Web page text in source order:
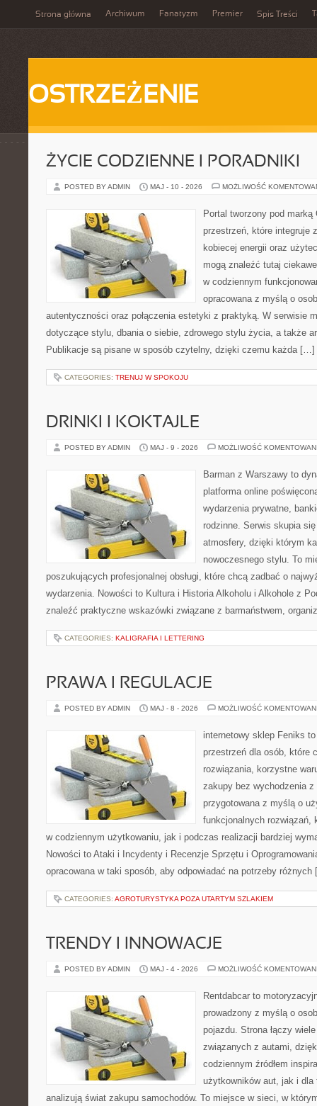
Strona główna Archiwum Fanatyzm Premier Spis Treści
OSTRZEŻENIE
ŻYCIE CODZIENNE I PORADNIKI
POSTED BY ADMIN MAJ - 10 - 2026 MOŻLIWOŚĆ
Portal tworzony pod
przestrzeń, które integruje
kobiecej energii oraz
mogą znaleźć tutaj
w codziennym
opracowana z myślą o
autentyczności oraz połączenia estetyki z praktyką. W serwisie
dotyczące stylu, dbania o siebie, zdrowego stylu życia, a także
Publikacje są pisane w sposób czytelny, dzięki czemu każda […]
CATEGORIES: TRENUJ W SPOKOJU
DRINKI I KOKTAJLE
POSTED BY ADMIN MAJ - 9 - 2026 MOŻLIWOŚĆ
Barman z Warszawy to
platforma online
wydarzenia prywatne,
rodzinne. Serwis skupia
atmosfery, dzięki którym
nowoczesnego stylu. To
poszukujących profesjonalnej obsługi, które chcą zadbać o
wydarzenia. Nowości to Kultura i Historia Alkoholu i Alkohole z
znaleźć praktyczne wskazówki związane z barmaństwem,
CATEGORIES: KALIGRAFIA I LETTERING
PRAWA I REGULACJE
POSTED BY ADMIN MAJ - 8 - 2026 MOŻLIWOŚĆ
internetowy sklep Feniks
przestrzeń dla osób, które
rozwiązania, korzystne
zakupy bez wychodzenia z
przygotowana z myślą o
funkcjonalnych rozwiązań,
w codziennym użytkowaniu, jak i podczas realizacji bardziej
Nowości to Ataki i Incydenty i Recenzje Sprzętu i
opracowana w taki sposób, aby odpowiadać na potrzeby
CATEGORIES: AGROTURYSTYKA POZA UTARTYM SZLAKIEM
TRENDY I INNOWACJE
POSTED BY ADMIN MAJ - 4 - 2026 MOŻLIWOŚĆ
Rentdabcar to
prowadzony z myślą o
pojazdu. Strona łączy
związanych z autami,
codziennym źródłem
użytkowników aut, jak i
analizują świat zakupu samochodów. To miejsce w sieci, w